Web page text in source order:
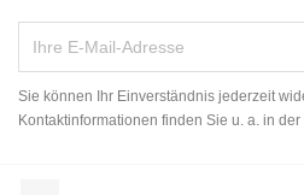
Sie können Ihr Einverständnis jederzeit
Kontaktinformationen finden Sie u. a. in der